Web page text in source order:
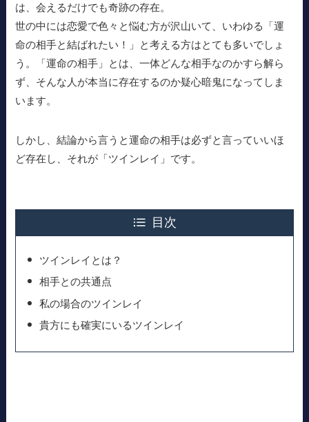
は、会えるだけでも奇跡の存在。
世の中には恋愛で色々と悩む方が沢山いて、いわゆる「運
命の相手と結ばれたい！」と考える方はとても多いでしょ
う。「運命の相手」とは、一体どんな相手なのかすら解ら
ず、そんな人が本当に存在するのか疑心暗鬼になってしま
います。
しかし、結論から言うと運命の相手は必ずと言っていいほ
ど存在し、それが「ツインレイ」です。
目次
ツインレイとは？
相手との共通点
私の場合のツインレイ
貴方にも確実にいるツインレイ